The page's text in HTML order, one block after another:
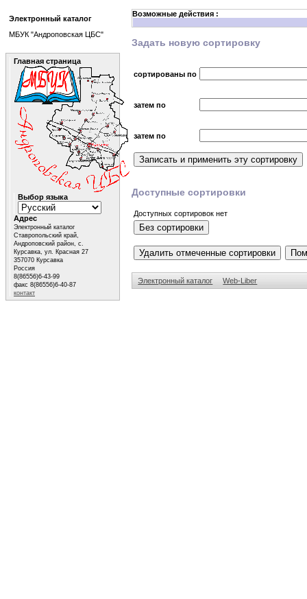
Возможные действия :
Задать новую сортировку
сортированы по
затем по
затем по
Доступные сортировки
Доступных сортировок нет
Электронный каталог Web-Liber
Электронный каталог
МБУК "Андроповская ЦБС"
Главная страница
Выбор языка
Адрес
Электронный каталог
Ставропольский край,
Андроповский район, с.
Курсавка, ул. Красная 27
357070 Курсавка
Россия
8(86556)6-43-99
факс 8(86556)6-40-87
контакт